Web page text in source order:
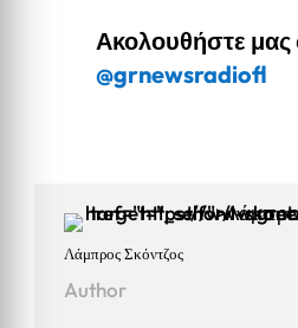
Ακολουθήστε
@grnewsradiofl
Λάμπρος Σκόντζος
Author